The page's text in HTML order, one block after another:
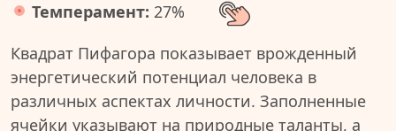
Темперамент: 27%
Квадрат Пифагора показывает врожденный
энергетический потенциал человека в
различных аспектах личности. Заполненные
ячейки указывают на природные таланты, а